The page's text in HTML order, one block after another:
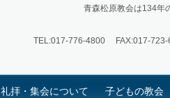
青森松原教会は134年
TEL:017-776-4800 FAX:017-723-
礼拝・集会について 子どもの教会